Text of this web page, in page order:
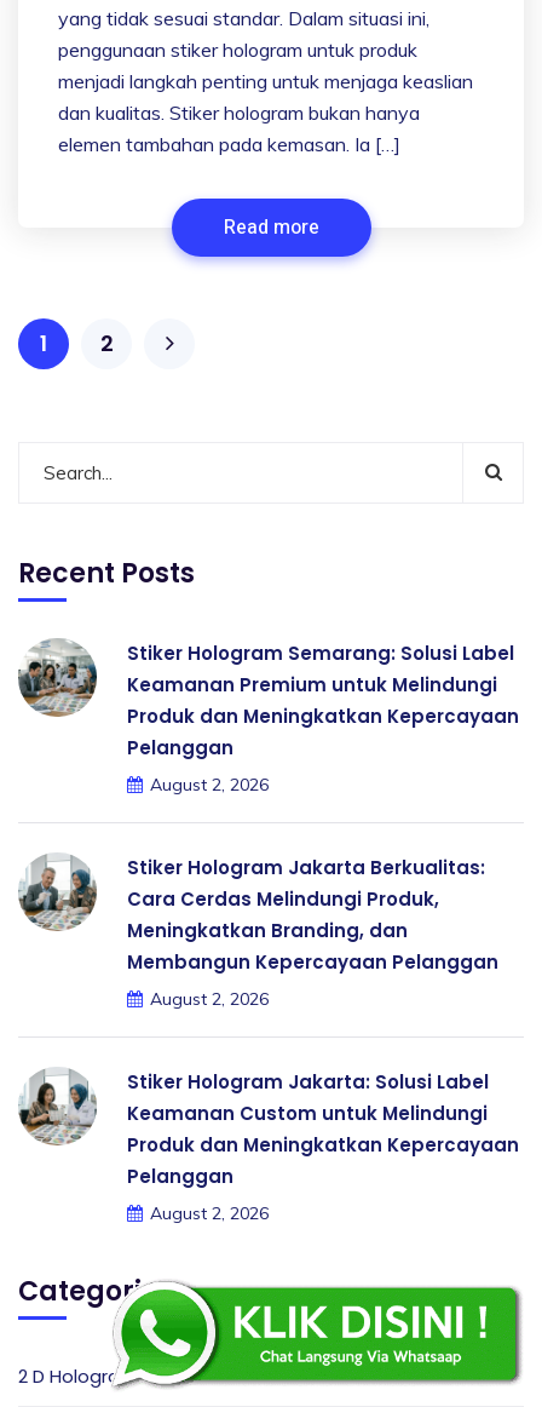
yang tidak sesuai standar. Dalam situasi ini,
penggunaan stiker hologram untuk produk
menjadi langkah penting untuk menjaga keaslian
dan kualitas. Stiker hologram bukan hanya
elemen tambahan pada kemasan. Ia […]
Read more
1 2
Recent Posts
Stiker Hologram Semarang: Solusi Label
Keamanan Premium untuk Melindungi
Produk dan Meningkatkan Kepercayaan
Pelanggan
August 2, 2026
Stiker Hologram Jakarta Berkualitas:
Cara Cerdas Melindungi Produk,
Meningkatkan Branding, dan
Membangun Kepercayaan Pelanggan
August 2, 2026
Stiker Hologram Jakarta: Solusi Label
Keamanan Custom untuk Melindungi
Produk dan Meningkatkan Kepercayaan
Pelanggan
August 2, 2026
Categories
2 D Hologram